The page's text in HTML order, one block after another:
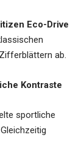
Eco-Drive
ab.
Kontraste
sportliche